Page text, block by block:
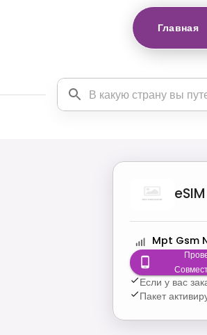
Главная
eSIM
Mpt Gsm
Если у вас
Пакет